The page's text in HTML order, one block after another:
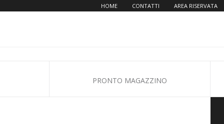
HOME CONTATTI AREA RISERVATA
PRONTO MAGAZZINO